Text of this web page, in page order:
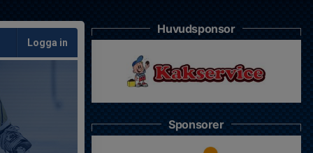
Logga in
Huvudsponsor
Sponsorer